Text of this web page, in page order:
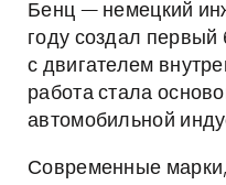
Бенц — немецкий
году создал
с двигателем
работа стала
автомобильной
Современные